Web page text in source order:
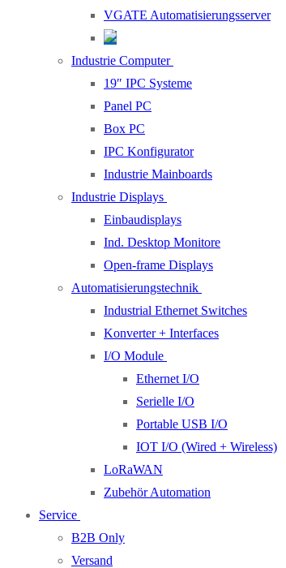
VGATE Automatisierungsserver
Industrie Computer
19″ IPC Systeme
Panel PC
Box PC
IPC Konfigurator
Industrie Mainboards
Industrie Displays
Einbaudisplays
Ind. Desktop Monitore
Open-frame Displays
Automatisierungstechnik
Industrial Ethernet Switches
Konverter + Interfaces
I/O Module
Ethernet I/O
Serielle I/O
Portable USB I/O
IOT I/O (Wired + Wireless)
LoRaWAN
Zubehör Automation
Service
B2B Only
Versand